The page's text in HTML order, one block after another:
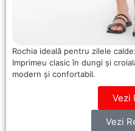
Rochia ideală pentru zilele
Imprimeu clasic în dungi și
modern și confortabil.
Vezi
Vezi